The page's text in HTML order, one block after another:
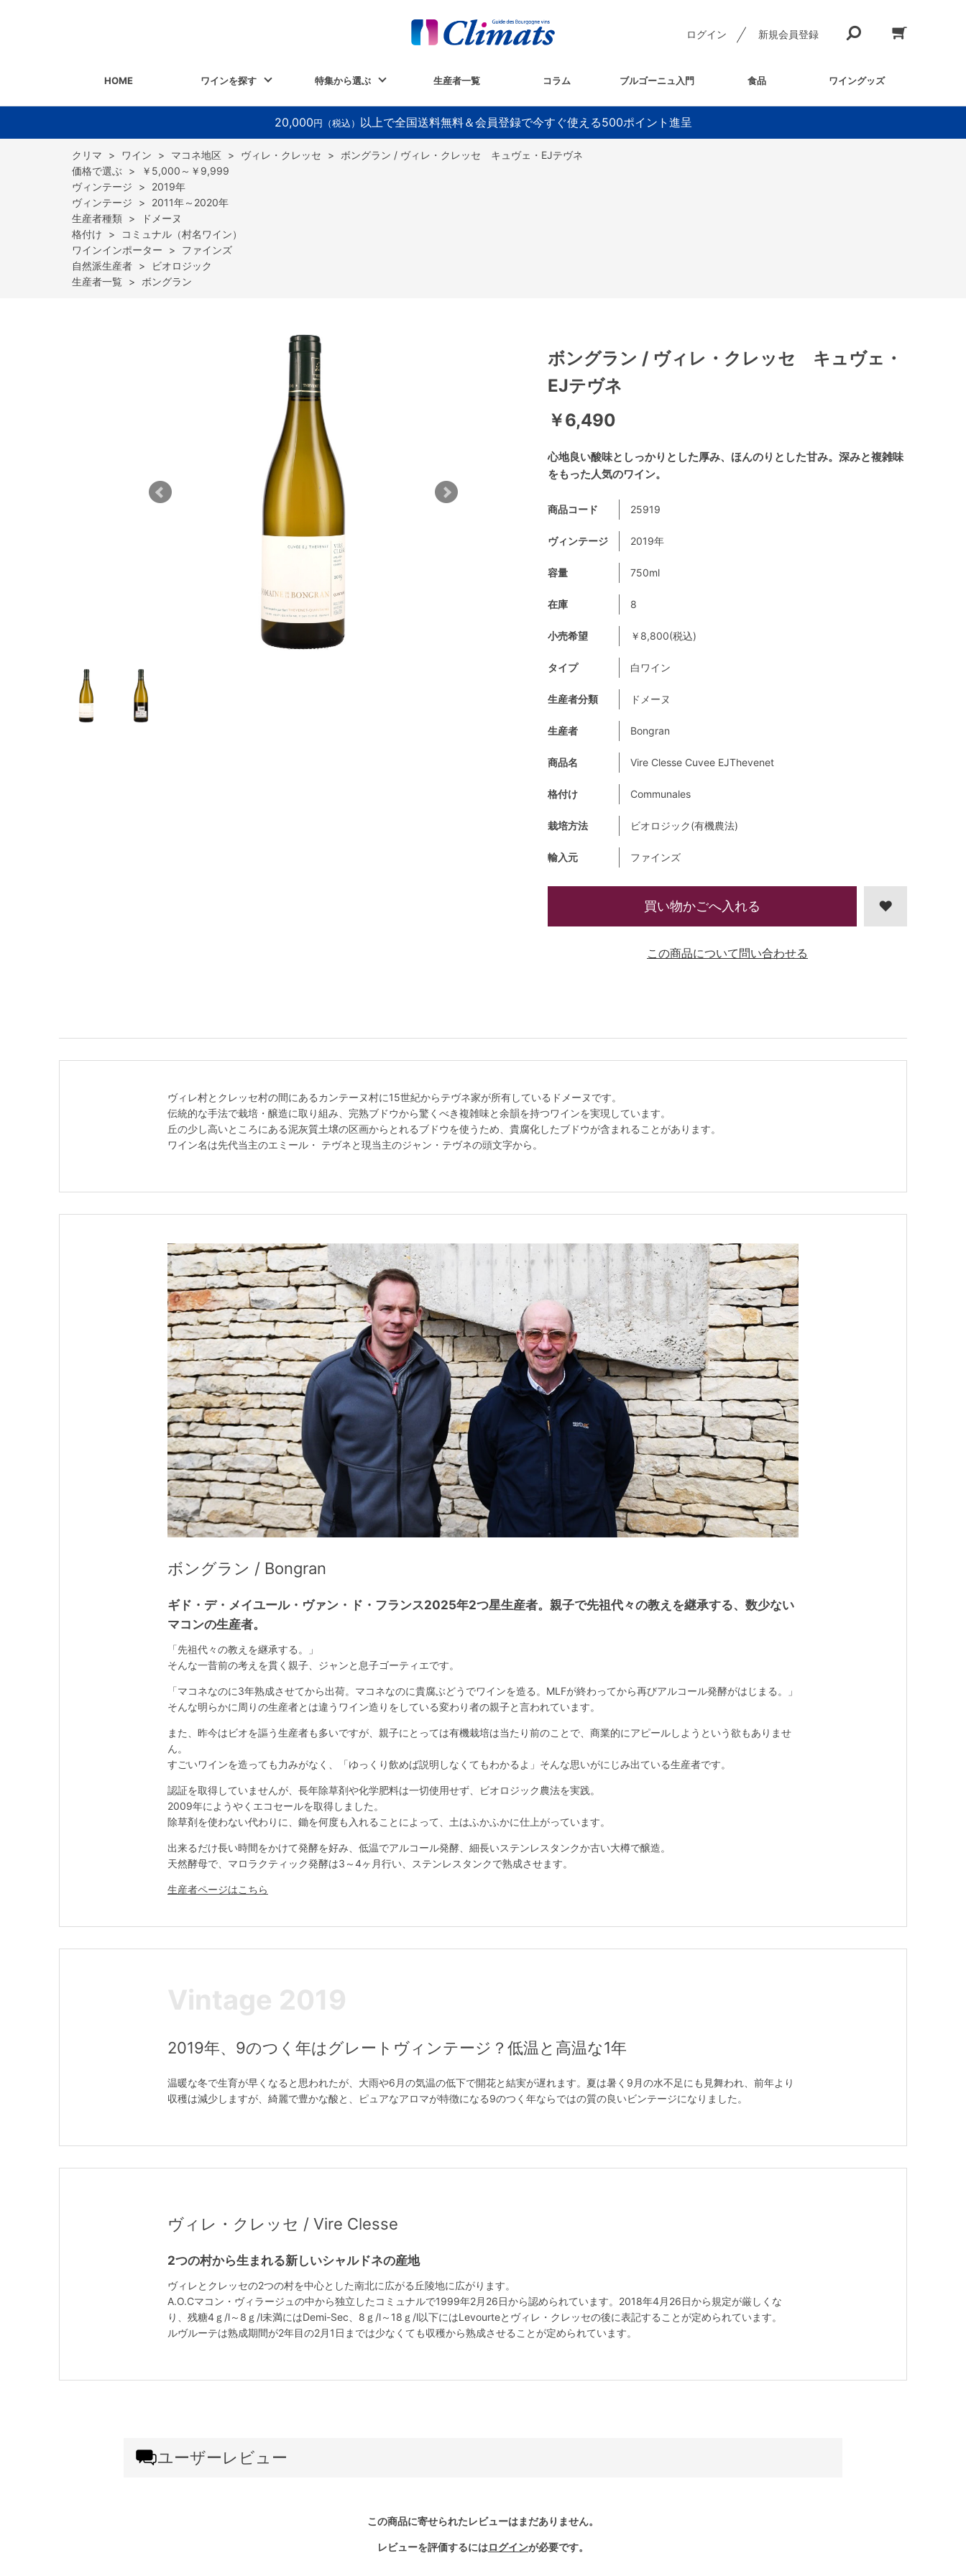
ログイン 新規会員登録
HOME ワインを探す 特集から選ぶ 生産者一覧 コラム ブルゴーニュ入門 食品 ワイングッズ
20,000 円（税込） 以上で全国送料無料＆会員登録で今すぐ使える500ポイント進呈
> ワイン > マコネ地区 > ヴィレ・クレッセ >
ボングラン / ヴィレ・クレッセ キュヴェ・EJテヴネ
>
￥5,000～￥9,999
>
2019年
>
2011年～2020年
>
ドメーヌ
>
コミュナル（村名ワイン）
>
ファインズ
>
ビオロジック
>
ボングラン
心地良い酸味としっかりとした厚み、ほんのりとした甘み。深みと複雑味
をもった人気のワイン。
ボングラン / ヴィレ・クレッセ キュヴェ・
EJテヴネ
￥6,490
商品コード 25919
ヴィンテージ 2019年
容量 750ml
在庫 8
小売希望 ￥8,800(税込)
タイプ 白ワイン
生産者分類 ドメーヌ
生産者 Bongran
商品名 Vire Clesse Cuvee EJThevenet
格付け Communales
栽培方法 ビオロジック(有機農法)
輸入元 ファインズ
買い物かごへ入れる
この商品について問い合わせる
ヴィレ村とクレッセ村の間にあるカンテーヌ村に15世紀からテヴネ家が所有しているドメーヌです。
伝統的な手法で栽培・醸造に取り組み、完熟ブドウから驚くべき複雑味と余韻を持つワインを実現しています。
丘の少し高いところにある泥灰質土壌の区画からとれるブドウを使うため、貴腐化したブドウが含まれることがあります。
ワイン名は先代当主のエミール・ テヴネと現当主のジャン・テヴネの頭文字から。
ボングラン / Bongran
ギド・デ・メイユール・ヴァン・ド・フランス2025年2つ星生産者。親子で先祖代々の教えを継承する、数少ない
マコンの生産者。
「先祖代々の教えを継承する。」
そんな一昔前の考えを貫く親子、ジャンと息子ゴーティエです。
「マコネなのに3年熟成させてから出荷。マコネなのに貴腐ぶどうでワインを造る。MLFが終わってから再びアルコール発酵がはじまる。」
そんな明らかに周りの生産者とは違うワイン造りをしている変わり者の親子と言われています。
また、昨今はビオを謳う生産者も多いですが、親子にとっては有機栽培は当たり前のことで、商業的にアピールしようという欲もありませ
ん。
すごいワインを造っても力みがなく、「ゆっくり飲めば説明しなくてもわかるよ」そんな思いがにじみ出ている生産者です。
認証を取得していませんが、長年除草剤や化学肥料は一切使用せず、ビオロジック農法を実践。
2009年にようやくエコセールを取得しました。
除草剤を使わない代わりに、鋤を何度も入れることによって、土はふかふかに仕上がっています。
出来るだけ長い時間をかけて発酵を好み、低温でアルコール発酵、細長いステンレスタンクか古い大樽で醸造。
天然酵母で、マロラクティック発酵は3～4ヶ月行い、ステンレスタンクで熟成させます。
生産者ページはこちら
Vintage 2019
2019年、9のつく年はグレートヴィンテージ？低温と高温な1年
温暖な冬で生育が早くなると思われたが、大雨や6月の気温の低下で開花と結実が遅れます。夏は暑く9月の水不足にも見舞われ、前年より
収穫は減少しますが、綺麗で豊かな酸と、ピュアなアロマが特徴になる9のつく年ならではの質の良いビンテージになりました。
ヴィレ・クレッセ / Vire Clesse
2つの村から生まれる新しいシャルドネの産地
ヴィレとクレッセの2つの村を中心とした南北に広がる丘陵地に広がります。
A.O.Cマコン・ヴィラージュの中から独立したコミュナルで1999年2月26日から認められています。2018年4月26日から規定が厳しくな
り、残糖4ｇ/l～8ｇ/l未満にはDemi-Sec、8ｇ/l～18ｇ/l以下にはLevourteとヴィレ・クレッセの後に表記することが定められています。
ルヴルーテは熟成期間が2年目の2月1日までは少なくても収穫から熟成させることが定められています。
ユーザーレビュー
この商品に寄せられたレビューはまだありません。
レビューを評価するにはログインが必要です。